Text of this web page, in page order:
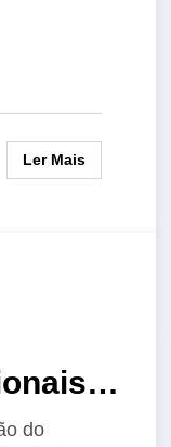
Ler Mais
do